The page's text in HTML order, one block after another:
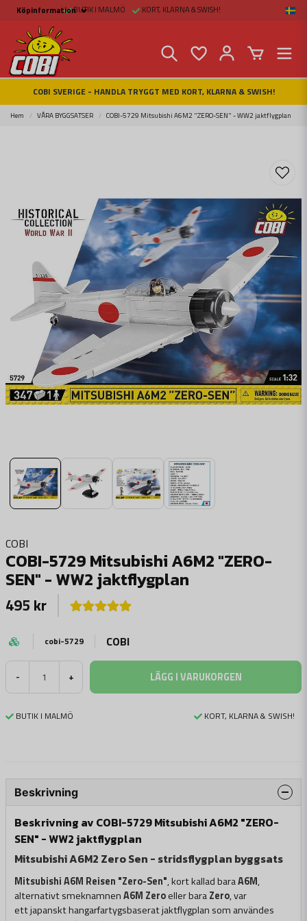
Köpinformation
Köpinformation
Köpvillkor
Betalsätt och Frakt
Beställ online hos
Fritid & Prylar
Fakta om Cobi Blocks
COBI BUTIK I MALMÖ
Kontakta oss
BUTIK I MALMÖ KORT, KLARNA & SWISH!
COBI SVERIGE - HANDLA TRYGGT MED KORT, KLARNA & SWISH!
Hem VÅRA BYGGSATSER COBI-5729 Mitsubishi A6M2 "ZERO-SEN" - WW2 jaktflygplan
COBI
COBI-5729 Mitsubishi A6M2 "ZERO-
SEN" - WW2 jaktflygplan
495 kr
cobi-5729 COBI
- + LÄGG I VARUKORGEN
BUTIK I MALMÖ KORT, KLARNA & SWISH!
Beskrivning
Beskrivning av COBI-5729 Mitsubishi A6M2 "ZERO-
SEN" - WW2 jaktflygplan
Mitsubishi A6M2 Zero Sen - stridsflygplan byggsats
Mitsubishi A6M Reisen "Zero-Sen", kort kallad baraA6M,
alternativt smeknamnenA6M Zeroeller baraZero, var
ett japanskt hangarfartygsbaserat jaktflygplan som användes